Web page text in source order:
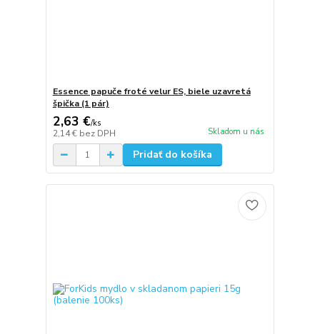
Essence papuče froté velur ES, biele uzavretá
špička (1 pár)
2,63 €/ks
2,14 € bez DPH Skladom u nás
Pridať do košíka